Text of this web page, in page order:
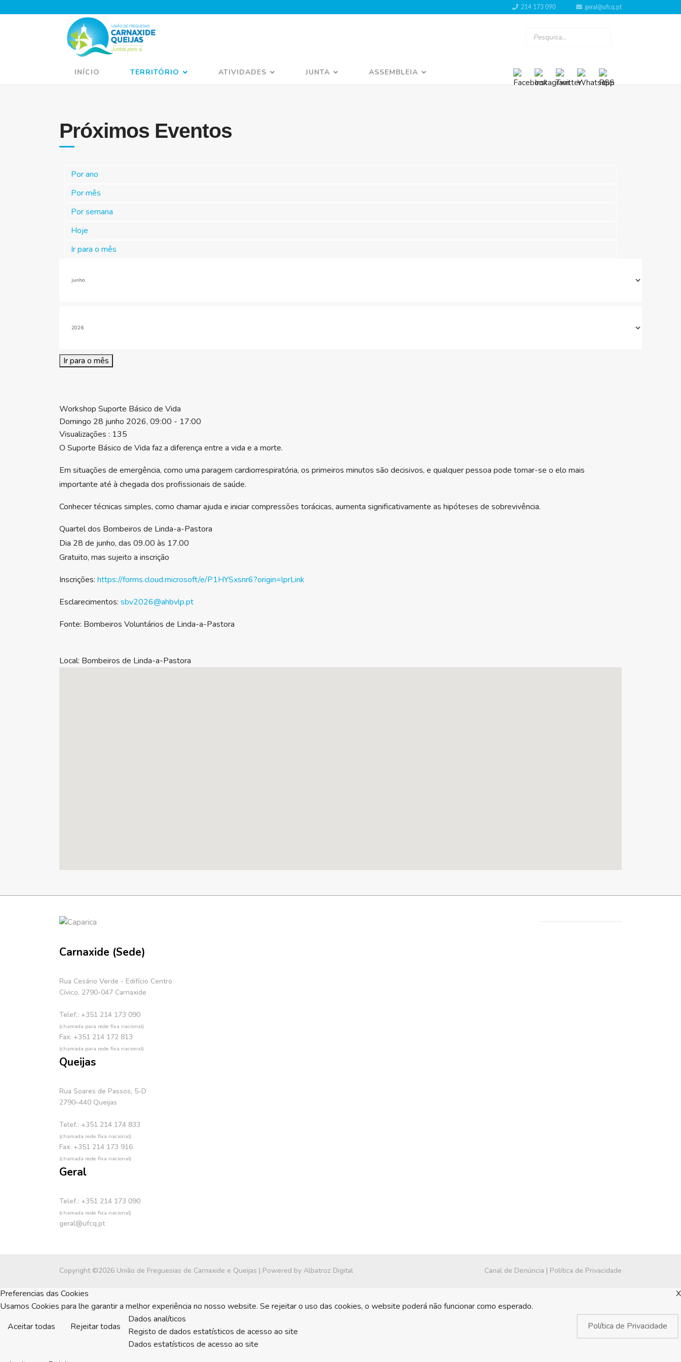
214 173 090 geral@ufcq.pt
INÍCIO TERRITÓRIO ATIVIDADES JUNTA ASSEMBLEIA
Próximos Eventos
Por ano
Por mês
Por semana
Hoje
Ir para o mês
Ir para o mês
Workshop Suporte Básico de Vida
Domingo 28 junho 2026, 09:00 - 17:00
Visualizações : 135
O Suporte Básico de Vida faz a diferença entre a vida e a morte.
Em situações de emergência, como uma paragem cardiorrespiratória, os primeiros minutos são decisivos, e qualquer pessoa pode tornar-se o elo mais
importante até à chegada dos profissionais de saúde.
Conhecer técnicas simples, como chamar ajuda e iniciar compressões torácicas, aumenta significativamente as hipóteses de sobrevivência.
Quartel dos Bombeiros de Linda-a-Pastora
Dia 28 de junho, das 09.00 às 17.00
Gratuito, mas sujeito a inscrição
Inscrições: https://forms.cloud.microsoft/e/P1HYSxsnr6?origin=lprLink
Esclarecimentos: sbv2026@ahbvlp.pt
Fonte: Bombeiros Voluntários de Linda-a-Pastora
Local: Bombeiros de Linda-a-Pastora
Carnaxide (Sede)
Rua Cesário Verde - Edifício Centro
Cívico, 2790-047 Carnaxide
Telef.: +351 214 173 090
(chamada para rede fixa nacional)
Fax: +351 214 172 813
(chamada para rede fixa nacional)
Queijas
Rua Soares de Passos, 5-D
2790–440 Queijas
Telef.: +351 214 174 833
(chamada rede fixa nacional)
Fax: +351 214 173 916
(chamada rede fixa nacional)
Geral
Telef.: +351 214 173 090
(chamada rede fixa nacional)
geral@ufcq.pt
Copyright ©2026 União de Freguesias de Carnaxide e Queijas | Powered by Albatroz Digital Canal de Denúncia | Política de Privacidade
X
Preferencias das Cookies
Usamos Cookies para lhe garantir a melhor experiência no nosso website. Se rejeitar o uso das cookies, o website poderá não funcionar como esperado.
Aceitar todas
Rejeitar todas Política de Privacidade
Dados analíticos
Registo de dados estatísticos de acesso ao site
Dados estatísticos de acesso ao site